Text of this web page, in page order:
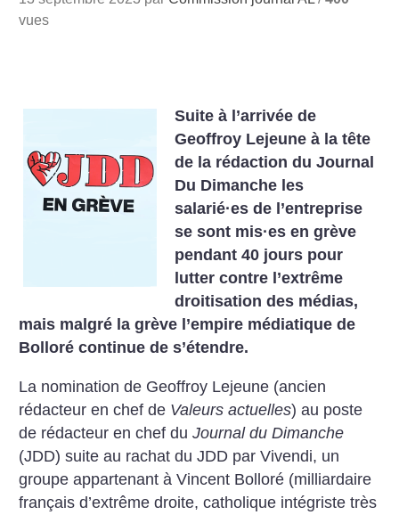
vues
Suite à l’arrivée de
Geoffroy Lejeune à la tête
de la rédaction du Journal
Du Dimanche les
salarié·es de l’entreprise
se sont mis·es en grève
pendant 40 jours pour
lutter contre l’extrême
droitisation des médias,
mais malgré la grève l’empire médiatique de
Bolloré continue de s’étendre.
La nomination de Geoffroy Lejeune (ancien
rédacteur en chef de Valeurs actuelles) au poste
de rédacteur en chef duJournal du Dimanche
(JDD) suite au rachat du JDD par Vivendi, un
groupe appartenant à Vincent Bolloré (milliardaire
français d’extrême droite, catholique intégriste très